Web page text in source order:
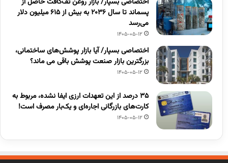
پسماند تا سال ۲۰۳۶ به بیش از ۶۱۵ میلیون دلار
می‌رسد
1405-05-12
اختصاصی بسپار/ آیا بازار پوشش‌های ساختمانی،
بزرگترین بازار صنعت پوشش باقی می ماند؟
1405-05-12
۳۵ درصد از این تعهدات ارزی ایفا نشده، مربوط به
کارت‌های بازرگانی اجاره‌ای و یک‌بار مصرف است!
1405-05-12